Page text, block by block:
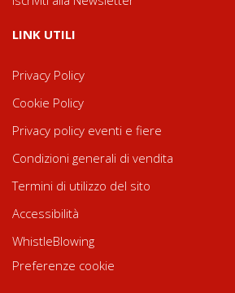
LINK UTILI
Privacy Policy
Cookie Policy
Privacy policy eventi e fiere
Condizioni generali di vendita
Termini di utilizzo del sito
Accessibilità
WhistleBlowing
Preferenze cookie